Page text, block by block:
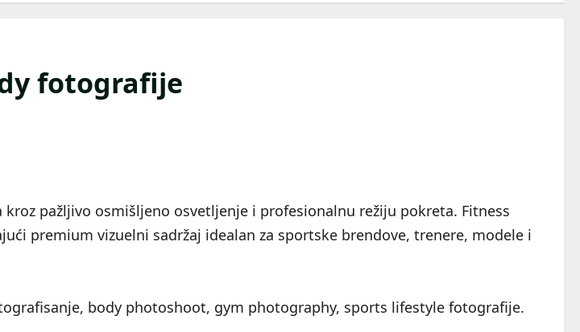
fotografije
pažljivo osmišljeno osvetljenje i profesionalnu režiju pokreta. Fitness
premium vizuelni sadržaj idealan za sportske brendove, trenere, modele i
body photoshoot, gym photography, sports lifestyle fotografije.